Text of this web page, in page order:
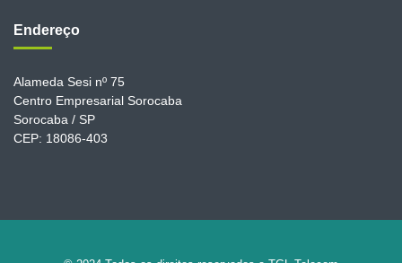
Endereço
Alameda Sesi nº 75
Centro Empresarial Sorocaba
Sorocaba / SP
CEP: 18086-403